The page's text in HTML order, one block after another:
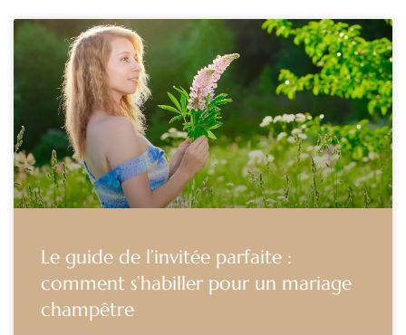
Le guide de l’invitée parfaite :
comment s’habiller pour un mariage
champêtre